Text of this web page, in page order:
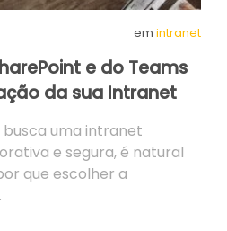
em intranet
e do Teams
da sua Intranet
busca uma intranet
e segura, é natural
que escolher a